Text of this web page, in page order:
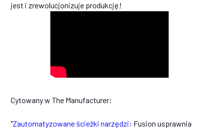
jest i zrewolucjonizuje produkcję!
Cytowany w The Manufacturer:
"Zautomatyzowane ścieżki narzędzi: Fusion usprawnia